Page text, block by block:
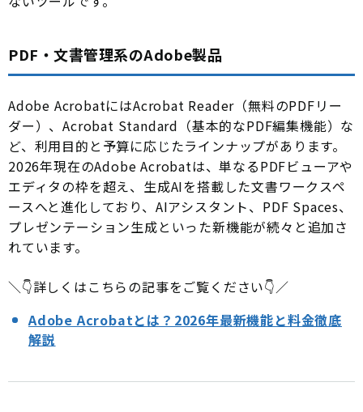
PDF・文書管理系のAdobe製品
Adobe AcrobatにはAcrobat Reader（無料のPDFリー
ダー）、Acrobat Standard（基本的なPDF編集機能）な
ど、利用目的と予算に応じたラインナップがあります。
2026年現在のAdobe Acrobatは、単なるPDFビューアや
エディタの枠を超え、生成AIを搭載した文書ワークスペ
ースへと進化しており、AIアシスタント、PDF Spaces、
プレゼンテーション生成といった新機能が続々と追加さ
れています。
＼👇詳しくはこちらの記事をご覧ください👇／
Adobe Acrobatとは？2026年最新機能と料金徹底
解説